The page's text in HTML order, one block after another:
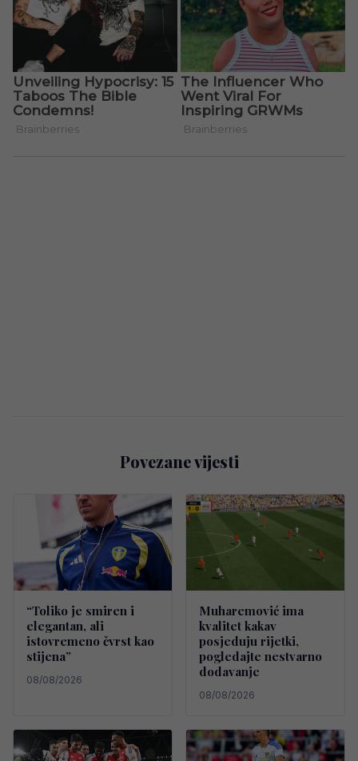
Povezane vijesti
“Toliko je smiren i
elegantan, ali
istovremeno čvrst kao
stijena”
08/08/2026
Muharemović ima
kvalitet kakav
posjeduju rijetki,
pogledajte nestvarno
dodavanje
08/08/2026